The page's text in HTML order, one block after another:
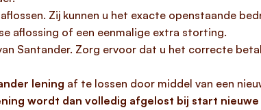
Zij kunnen u het exacte openstaande
aflossing of een eenmalige extra storting.
Santander. Zorg ervoor dat u het correcte
lening af te lossen door middel van een
wordt dan volledig afgelost bij start nieuwe